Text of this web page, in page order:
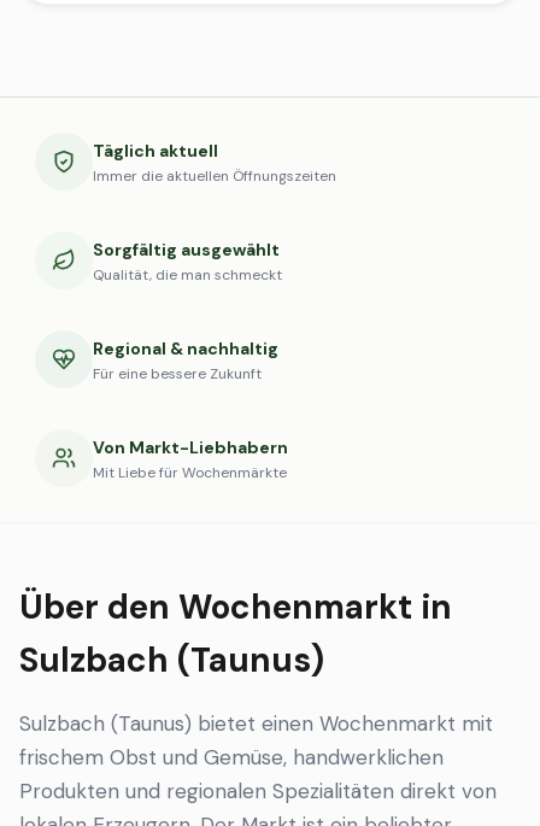
Täglich aktuell
Immer die aktuellen Öffnungszeiten
Sorgfältig ausgewählt
Qualität, die man schmeckt
Regional & nachhaltig
Für eine bessere Zukunft
Von Markt-Liebhabern
Mit Liebe für Wochenmärkte
Über den Wochenmarkt in
Sulzbach (Taunus)
Sulzbach (Taunus) bietet einen Wochenmarkt mit
frischem Obst und Gemüse, handwerklichen
Produkten und regionalen Spezialitäten direkt von